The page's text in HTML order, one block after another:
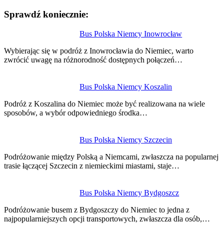
Sprawdź koniecznie:
Bus Polska Niemcy Inowrocław
Wybierając się w podróż z Inowrocławia do Niemiec, warto
zwrócić uwagę na różnorodność dostępnych połączeń…
Bus Polska Niemcy Koszalin
Podróż z Koszalina do Niemiec może być realizowana na wiele
sposobów, a wybór odpowiedniego środka…
Bus Polska Niemcy Szczecin
Podróżowanie między Polską a Niemcami, zwłaszcza na popularnej
trasie łączącej Szczecin z niemieckimi miastami, staje…
Bus Polska Niemcy Bydgoszcz
Podróżowanie busem z Bydgoszczy do Niemiec to jedna z
najpopularniejszych opcji transportowych, zwłaszcza dla osób,…
wpisu